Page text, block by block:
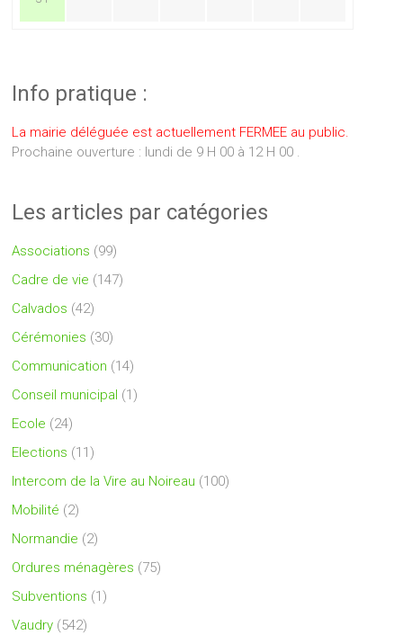
Info pratique :
La mairie déléguée est actuellement FERMEE au public.
Prochaine ouverture : lundi de 9 H 00 à 12 H 00 .
Les articles par catégories
Associations (99)
Cadre de vie (147)
Calvados (42)
Cérémonies (30)
Communication (14)
Conseil municipal (1)
Ecole (24)
Elections (11)
Intercom de la Vire au Noireau (100)
Mobilité (2)
Normandie (2)
Ordures ménagères (75)
Subventions (1)
Vaudry (542)